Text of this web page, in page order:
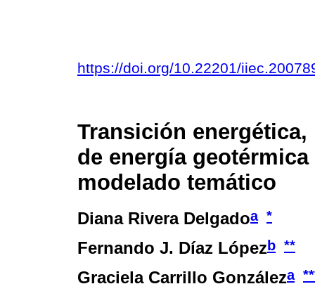
https://doi.org/10.22201/
Transición
de energía
modelado temático
Diana Rivera Delgadoa *
Fernando J. Díaz Lópezb **
Graciela Carrillo Gonzáleza